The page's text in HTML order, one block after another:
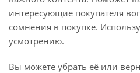
интересующие покупателя
сомнения в покупке.
усмотрению.
Вы можете убрать её или